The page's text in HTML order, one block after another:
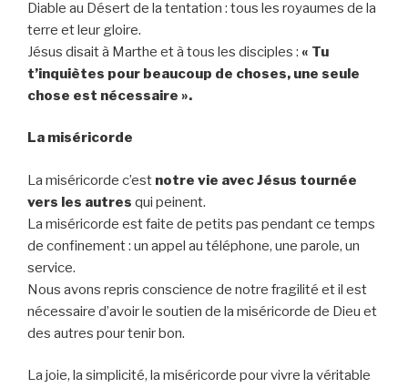
Diable au Désert de la tentation : tous les royaumes de la
terre et leur gloire.
Jésus disait à Marthe et à tous les disciples : « Tu
t’inquiètes pour beaucoup de choses, une seule
chose est nécessaire ».
La miséricorde
La miséricorde c’est notre vie avec Jésus tournée
vers les autres qui peinent.
La miséricorde est faite de petits pas pendant ce temps
de confinement : un appel au téléphone, une parole, un
service.
Nous avons repris conscience de notre fragilité et il est
nécessaire d’avoir le soutien de la miséricorde de Dieu et
des autres pour tenir bon.
La joie, la simplicité, la miséricorde pour vivre la véritable